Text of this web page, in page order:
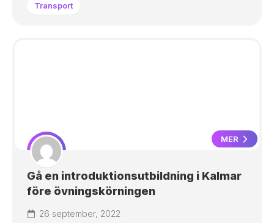
Transport
MER
Gå en introduktionsutbildning i Kalmar
före övningskörningen
26 september, 2022